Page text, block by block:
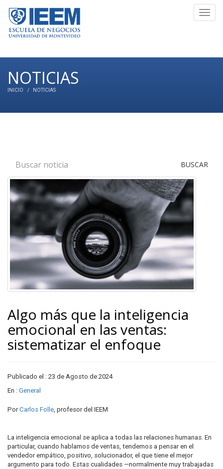
NOTICIAS
INICIO NOTICIAS
BUSCAR
Algo más que la inteligencia
emocional en las ventas:
sistematizar el enfoque
Publicado el : 23 de Agosto de 2024
En : General
PorCarlos Folle, profesor del IEEM
La inteligencia emocional se aplica a todas las relaciones humanas. En
particular, cuando hablamos de ventas, tendemos a pensar en el
vendedor empático, positivo, solucionador, el que tiene el mejor
argumento para todo. Estas cualidades —normalmente muy trabajadas